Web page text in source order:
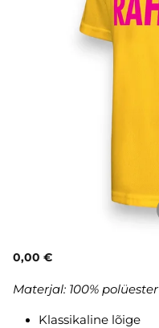
0,00 €
Materjal: 100% polüester
Klassikaline lõige